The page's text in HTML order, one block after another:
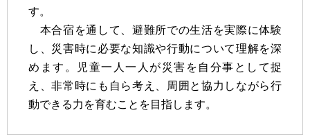
す。
本合宿を通して、避難所での生活を実際に体験
し、災害時に必要な知識や行動について理解を深
めます。児童一人一人が災害を自分事として捉
え、非常時にも自ら考え、周囲と協力しながら行
動できる力を育むことを目指します。